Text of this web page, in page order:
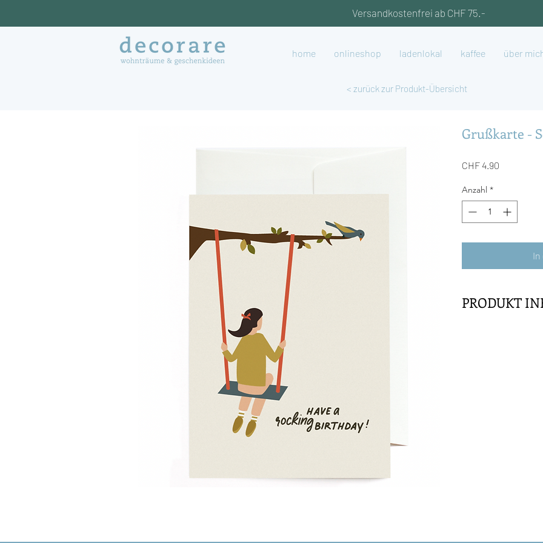
home onlineshop ladenlokal kaffee über
Versandkostenfrei ab CHF 75.-
< zurück zur Produkt-Übersicht
Grußkarte -
CHF 4.90
Anzahl *
In
PRODUKT